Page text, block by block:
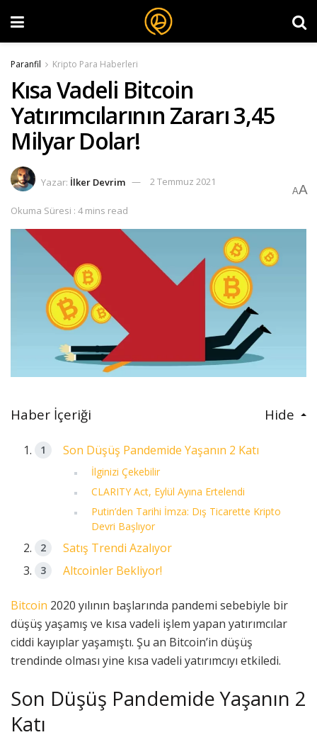
Paranfil Kripto Para Haberleri
Kısa Vadeli Bitcoin
Yatırımcılarının Zararı 3,45
Milyar Dolar!
Yazar: İlker Devrim 2 Temmuz 2021
Okuma Süresi : 4 mins read
AA
Haber İçeriği Hide
Son Düşüş Pandemide Yaşanın 2 Katı
İlginizi Çekebilir
CLARITY Act, Eylül Ayına Ertelendi
Putin’den Tarihi İmza: Dış Ticarette Kripto
Devri Başlıyor
Satış Trendi Azalıyor
Altcoinler Bekliyor!
Bitcoin 2020 yılının başlarında pandemi sebebiyle bir
düşüş yaşamış ve kısa vadeli işlem yapan yatırımcılar
ciddi kayıplar yaşamıştı. Şu an Bitcoin’in düşüş
trendinde olması yine kısa vadeli yatırımcıyı etkiledi.
Son Düşüş Pandemide Yaşanın 2
Katı